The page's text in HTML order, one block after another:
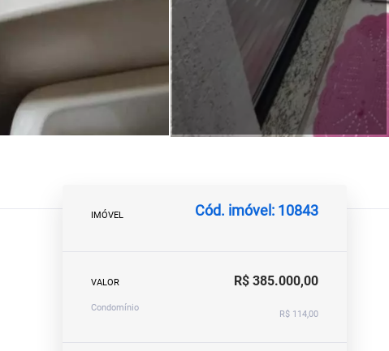
IMÓVEL Cód. imóvel: 10843
VALOR R$ 385.000,00
Condomínio
R$ 114,00